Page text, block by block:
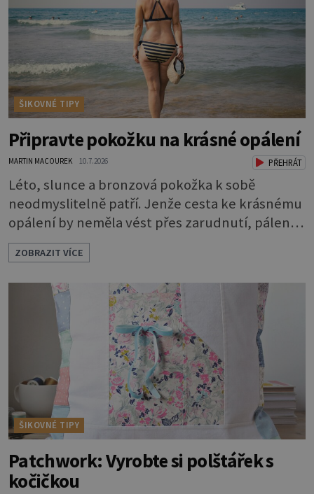
nutnou základní výbavou, pokud chce
ŠIKOVNÉ TIPY
Připravte pokožku na krásné opálení
MARTIN MACOUREK 10.7.2026 PŘEHRÁT
Léto, slunce a bronzová pokožka k sobě
neodmyslitelně patří. Jenže cesta ke krásnému
opálení by neměla vést přes zarudnutí, pálení a
loupající se kůže. Spálená pokožka není
známkou „základu“ pro opálení, ale reakcí na
nadměrné UV záření. Pokud chcete, aby pleť i
pokožka těla vypadaly zdravě, hladce a opálení
vydrželo co nejdéle, vyplatí se začít s přípravou
už několik týdnů před první dovolenou.
ZOBRAZIT VÍCE
ŠIKOVNÉ TIPY
Patchwork: Vyrobte si polštářek s
kočičkou